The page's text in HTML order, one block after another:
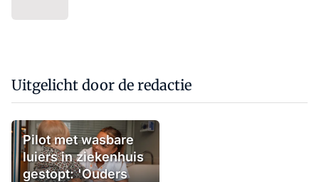
Uitgelicht door de redactie
Pilot met wasbare
luiers in ziekenhuis
gestopt: 'Ouders